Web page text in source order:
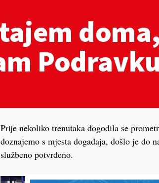
Prije nekoliko trenutaka dogodila se
doznajemo s mjesta događaja, došlo je do
službeno potvrđeno.